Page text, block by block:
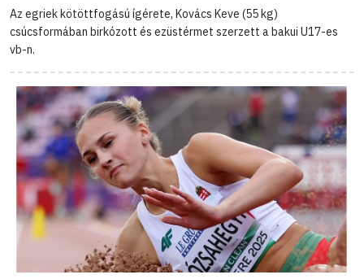
Az egriek kötöttfogású ígérete, Kovács Keve (55 kg)
csúcsformában birkózott és ezüstérmet szerzett a bakui U17-es
vb-n.